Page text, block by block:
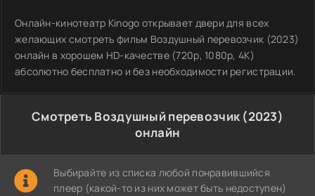
Онлайн-кинотеатр Kinogo открывает двери для всех
желающих смотреть фильм Воздушный перевозчик (2023)
онлайн в хорошем HD-качестве (720p, 1080p, 4K)
абсолютно бесплатно и без необходимости регистрации.
Смотреть Воздушный перевозчик (2023)
онлайн
Выбирайте из списка любой понравившийся
плеер (какой-то из них может быть недоступен)